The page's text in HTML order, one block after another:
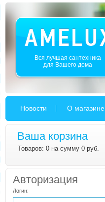
Вся лучшая сантехника
для Вашего дома
Новости О магазине
Ваша корзина
Товаров: 0 на сумму 0 руб.
Авторизация
Логин: